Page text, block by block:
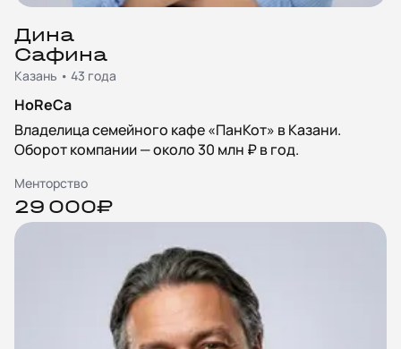
Дина
Сафина
Казань • 43 года
HoReCa
Владелица семейного кафе «ПанКот» в Казани.
Оборот компании — около 30 млн ₽ в год.
Менторство
29 000₽